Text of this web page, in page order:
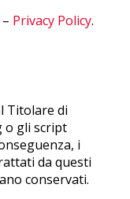
Privacy Policy.
Titolare di
o gli script
i
da questi
conservati.